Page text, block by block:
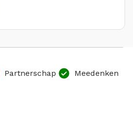
Partnerschap
Meedenken